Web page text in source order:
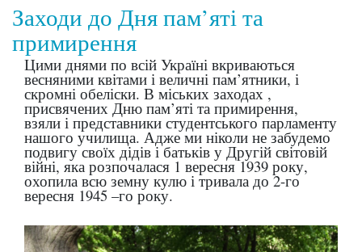
Заходи до Дня пам’яті та
примирення
Цими днями по всій Україні вкриваються
весняними квітами і величні пам’ятники, і
скромні обеліски. В міських заходах ,
присвячених Дню пам’яті та примирення,
взяли і представники студентського парламенту
нашого училища. Адже ми ніколи не забудемо
подвигу своїх дідів і батьків у Другій світовій
війні, яка розпочалася 1 вересня 1939 року,
охопила всю земну кулю і тривала до 2-го
вересня 1945 –го року.